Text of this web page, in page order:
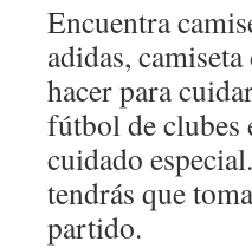
Encuentra
adidas,
hacer para
fútbol de clubes
cuidado
tendrás que
partido.